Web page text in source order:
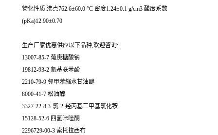
物化性质:沸点762.6±60.0 °C 密度1.24±0.1 g/cm3 酸度系数
(pKa)12.90±0.70
生产厂家优惠供应以下品种,欢迎咨询:
13007-85-7 葡庚糖酸钠
19812-93-2 氰基联苯酚
2210-79-9 邻甲苯缩水甘油醚
8000-41-7 松油醇
3327-22-8 3-氯-2-羟丙基三甲基氯化铵
15128-52-6 四氢咔唑酮
2296729-00-3 索托拉西布